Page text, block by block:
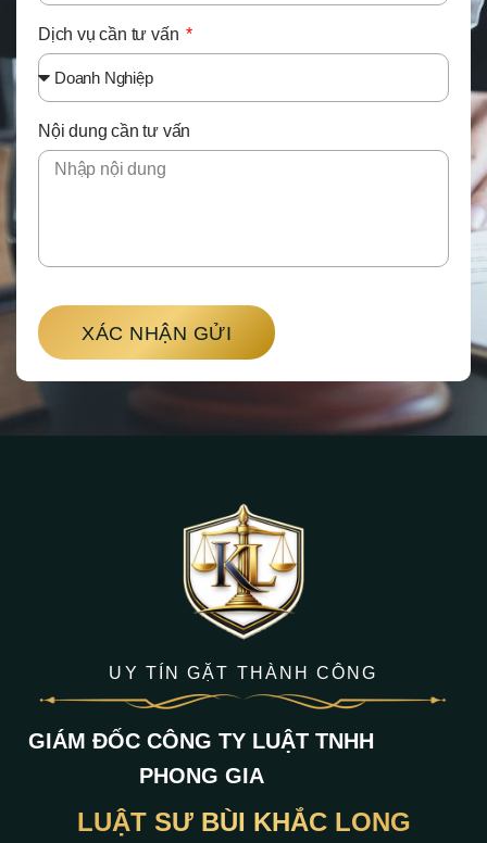
Dịch vụ cần tư vấn
Nội dung cần tư vấn
XÁC NHẬN GỬI
UY TÍN GẶT THÀNH CÔNG
GIÁM ĐỐC CÔNG TY LUẬT TNHH
PHONG GIA
LUẬT SƯ BÙI KHẮC LONG